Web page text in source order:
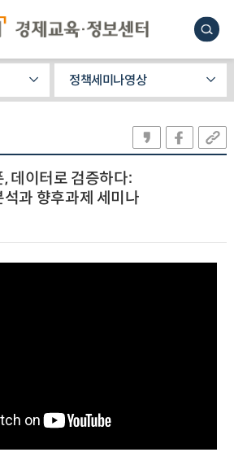
정책세미나영상
데이터로 검증하다:
과 향후과제 세미나